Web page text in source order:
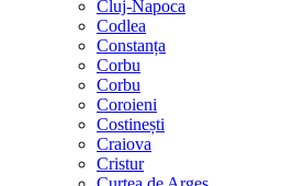
Cluj-Napoca
Codlea
Constanța
Corbu
Corbu
Coroieni
Costinești
Craiova
Cristur